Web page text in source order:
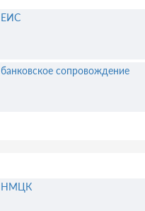
ЕИС
банковское сопровождение
НМЦК